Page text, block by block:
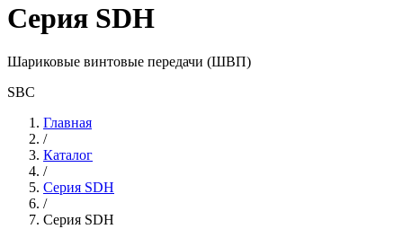
Серия SDH
Шариковые винтовые передачи (ШВП)
SBC
Главная
/
Каталог
/
Серия SDH
/
Серия SDH